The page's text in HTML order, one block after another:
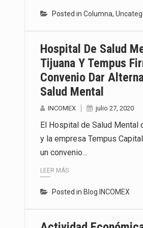
Posted in Columna,
Hospital De Salud
Tijuana Y Tempus
Convenio Dar
Salud Mental
INCOMEX julio 27, 2020
El Hospital de Salud Mental
y la empresa Tempus
un convenio…
LEER MÁS
Posted in Blog INCOMEX